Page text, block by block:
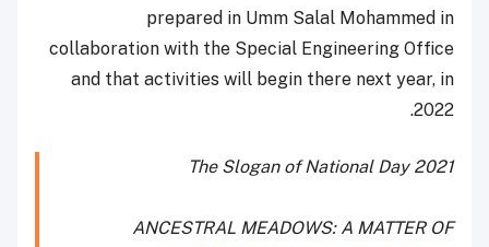
prepared in Umm Salal Mohammed in
collaboration with the Special Engineering Office
and that activities will begin there next year, in
2022.
The Slogan of National Day 2021
ANCESTRAL MEADOWS: A MATTER OF